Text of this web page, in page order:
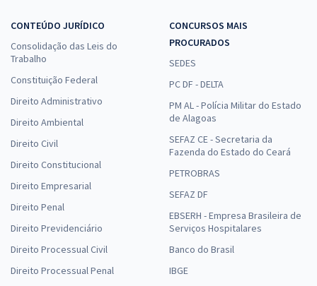
CONTEÚDO JURÍDICO
Consolidação das Leis do
Trabalho
Constituição Federal
Direito Administrativo
Direito Ambiental
Direito Civil
Direito Constitucional
Direito Empresarial
Direito Penal
Direito Previdenciário
Direito Processual Civil
Direito Processual Penal
CONCURSOS MAIS
PROCURADOS
SEDES
PC DF - DELTA
PM AL - Polícia Militar do Estado
de Alagoas
SEFAZ CE - Secretaria da
Fazenda do Estado do Ceará
PETROBRAS
SEFAZ DF
EBSERH - Empresa Brasileira de
Serviços Hospitalares
Banco do Brasil
IBGE